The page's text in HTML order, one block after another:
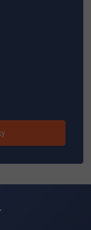
топлива;
хозяйства и